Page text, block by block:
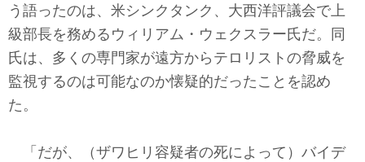
う語ったのは、米シンクタンク、大西洋評議会で上
級部長を務めるウィリアム・ウェクスラー氏だ。同
氏は、多くの専門家が遠方からテロリストの脅威を
監視するのは可能なのか懐疑的だったことを認め
た。
「だが、（ザワヒリ容疑者の死によって）バイデ